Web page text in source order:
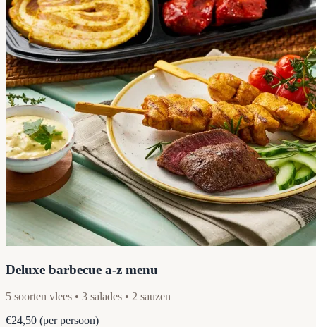
Deluxe barbecue a-z menu
5 soorten vlees • 3 salades • 2 sauzen
€24,50 (per persoon)